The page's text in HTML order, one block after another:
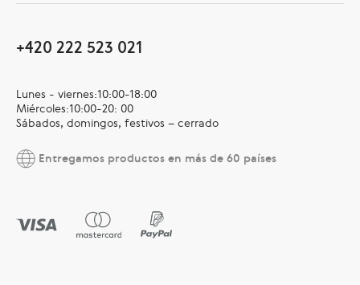
+420 222 523 021
Lunes - viernes:10:00-18:00
Miércoles:10:00-20: 00
Sábados, domingos, festivos – cerrado
Entregamos productos en más de 60 países